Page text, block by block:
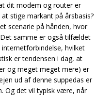
dit modem og router er
stige markant på årsbasis?
scenarie på hånden, hvor
Det samme er også tilfældet
hvilket
er tendensen i dag, at
og meget meget mere) er
ud af denne suppedas er
Og det vil typisk være, når